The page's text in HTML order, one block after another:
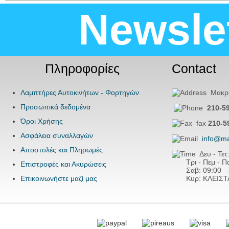
Πληροφορίες
Λαμπτήρες Αυτοκινήτων - Φορτηγών
Προσωπικά δεδομένα
Όροι Χρήσης
Ασφάλεια συναλλαγών
Αποστολές και Πληρωμές
Επιστροφές και Ακυρώσεις
Επικοινωνήστε μαζί μας
Contact
210-
fax 210-
Δευ -
Τρι - Πεμ -
Σαβ: 09:00
Κυρ: